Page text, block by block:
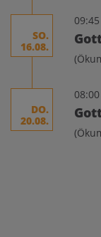
SO.
16.08.
DO.
20.08.